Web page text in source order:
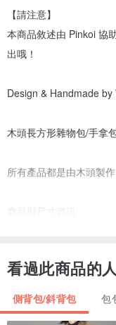
【請注意】
本商品敘述由 Pinkoi 協
出哦！
Design & Handmade by
木頭長方形雜物包/手拿
所有產品都是由木頭製作
商品與尺寸資訊
材質 : 松木 & PU皮革
重量：750 克
看過此商品的
側背包/斜背包 包